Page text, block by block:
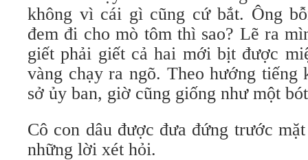
không vì cái gì cũng cứ bắt. Ông
đem đi cho mò tôm thì sao? Lẽ ra
giết phải giết cả hai mới bịt được
vàng chạy ra ngõ. Theo hướng
sở ủy ban, giờ cũng giống như một
Cô con dâu được đưa đứng trước
những lời xét hỏi.